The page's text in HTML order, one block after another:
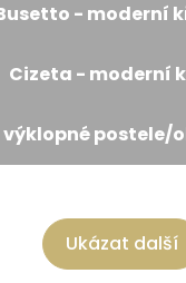
- moderní
Cizeta - moderní
výklopné postele/
Ukázat další